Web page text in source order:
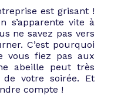
est grisant !
s’apparente vite à
ne savez pas vers
C’est pourquoi
vous fiez pas aux
abeille peut très
votre soirée. Et
compte !